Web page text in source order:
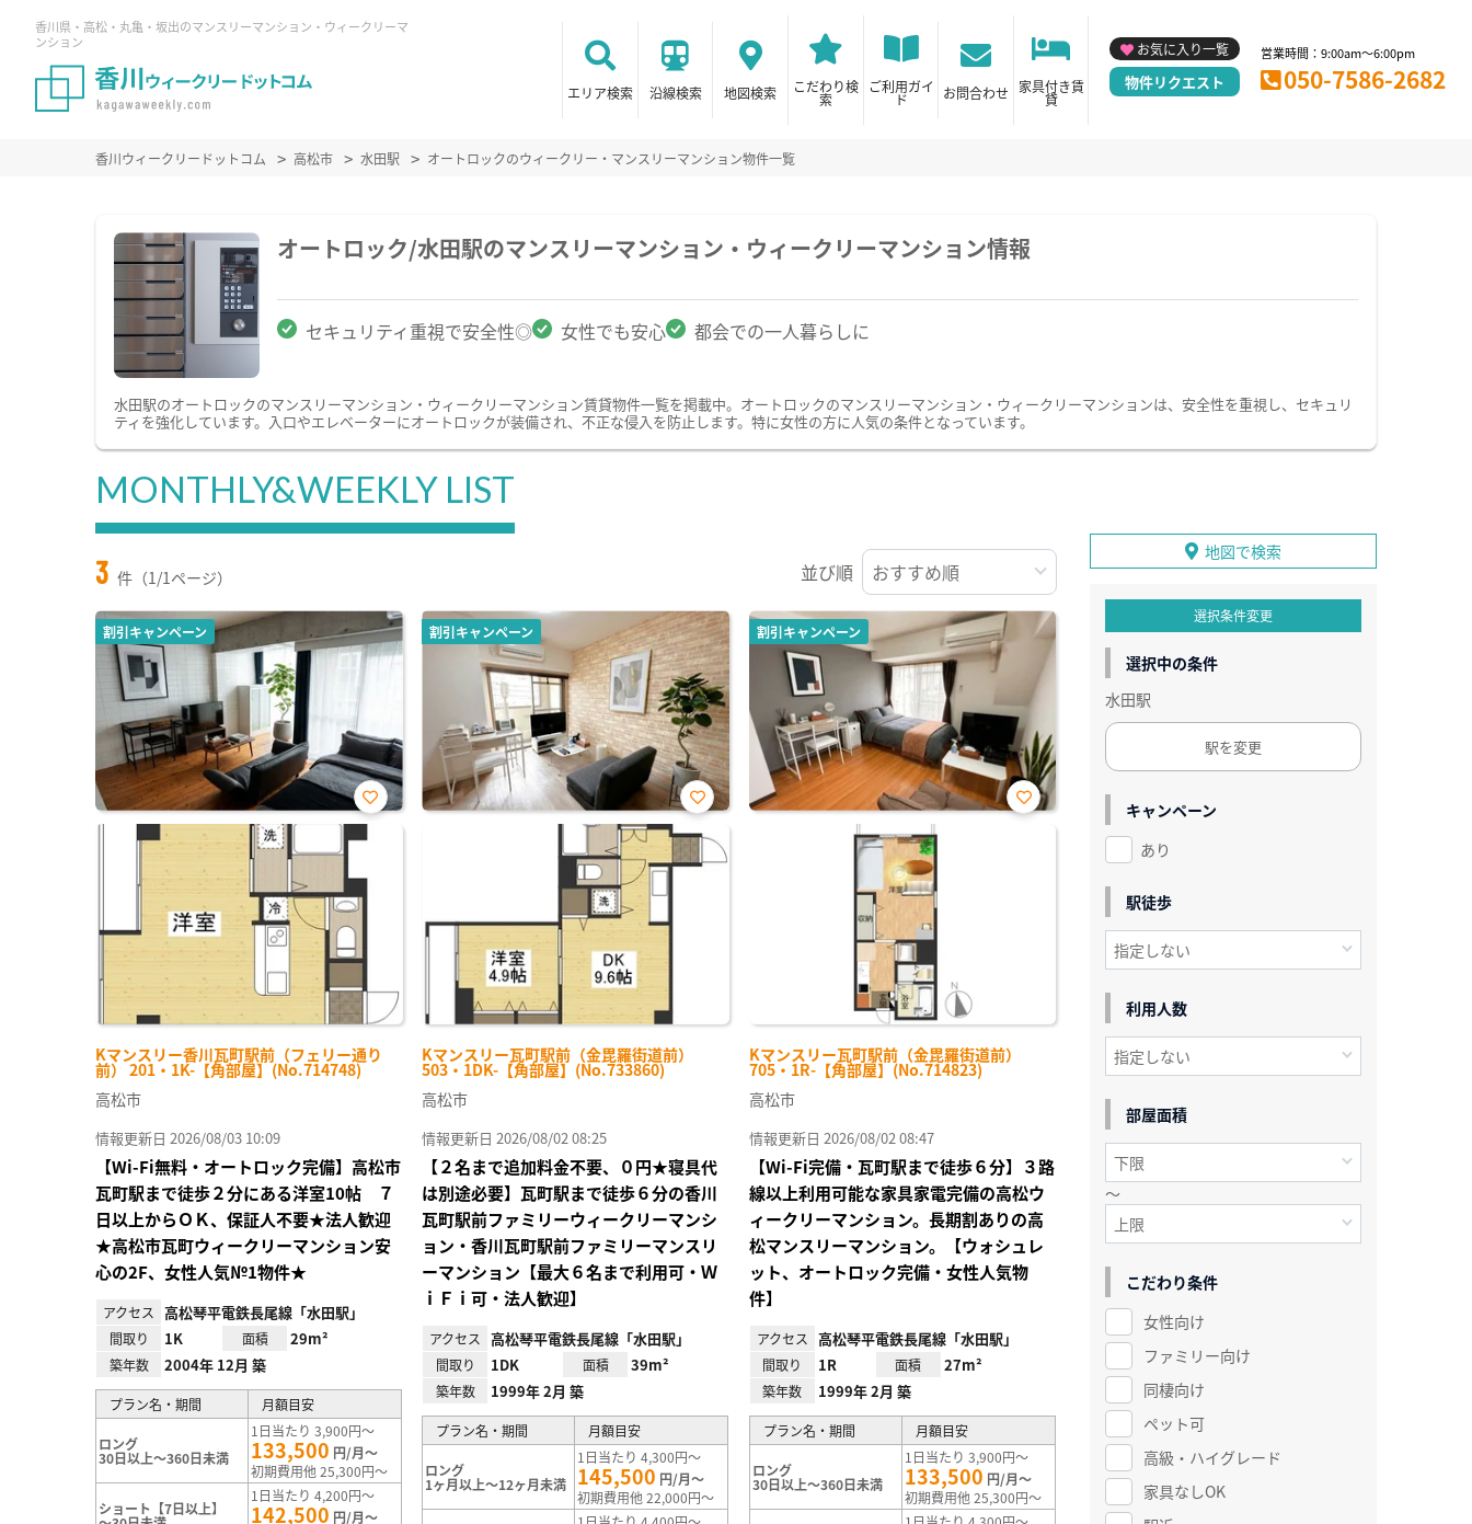
香川県・高松・丸亀・坂出のマンスリーマンション・ウィークリーマ
ンション
エリア検索 沿線検索 地図検索 こだわり検
索
ご利用ガイ
ド お問合わせ 家具付き賃
貸
お気に入り一覧
物件リクエスト
営業時間：9:00am～6:00pm
050-7586-2682
香川ウィークリードットコム 高松市 水田駅 オートロックのウィークリー・マンスリーマンション物件一覧
オートロック/水田駅のマンスリーマンション・ウィークリーマンション情報
セキュリティ重視で安全性◎ 女性でも安心 都会での一人暮らしに
水田駅のオートロックのマンスリーマンション・ウィークリーマンション賃貸物件一覧を掲載中。オートロックのマンスリーマンション・ウィークリーマンションは、安全性を重視し、セキュリ
ティを強化しています。入口やエレベーターにオートロックが装備され、不正な侵入を防止します。特に女性の方に人気の条件となっています。
MONTHLY&WEEKLY LIST
3 件（1/1ページ） 並び順
割引キャンペーン
Kマンスリー香川瓦町駅前（フェリー通り
前） 201・1K-【角部屋】(No.714748)
お気
に入
高松市
情報更新日 2026/08/03 10:09
【Wi-Fi無料・オートロック完備】高松市
瓦町駅まで徒歩２分にある洋室10帖 ７
日以上からＯＫ、保証人不要★法人歓迎
★高松市瓦町ウィークリーマンション安
心の2F、女性人気№1物件★
アクセス 高松琴平電鉄長尾線「水田駅」
間取り 1K 面積 29m²
築年数 2004年 12月 築
プラン名・期間 月額目安
ロング
30日以上～360日未満
1日当たり 3,900円～
133,500 円/月～
初期費用他 25,300円～
ショート【7日以上】
1日当たり 4,200円～
142,500 円/月～
割引キャンペーン
Kマンスリー瓦町駅前（金毘羅街道前）
503・1DK-【角部屋】(No.733860)
お気
に入
録
高松市
情報更新日 2026/08/02 08:25
【２名まで追加料金不要、０円★寝具代
は別途必要】瓦町駅まで徒歩６分の香川
瓦町駅前ファミリーウィークリーマンシ
ョン・香川瓦町駅前ファミリーマンスリ
ーマンション【最大６名まで利用可・Ｗ
ｉＦｉ可・法人歓迎】
アクセス 高松琴平電鉄長尾線「水田駅」
間取り 1DK 面積 39m²
築年数 1999年 2月 築
プラン名・期間 月額目安
ロング
1ヶ月以上～12ヶ月未満
1日当たり 4,300円～
145,500 円/月～
初期費用他 22,000円～
割引キャンペーン
Kマンスリー瓦町駅前（金毘羅街道前）
705・1R-【角部屋】(No.714823)
お気
高松市
情報更新日 2026/08/02 08:47
【Wi-Fi完備・瓦町駅まで徒歩６分】３路
線以上利用可能な家具家電完備の高松ウ
ィークリーマンション。長期割ありの高
松マンスリーマンション。【ウォシュレ
ット、オートロック完備・女性人気物
件】
アクセス 高松琴平電鉄長尾線「水田駅」
間取り 1R 面積 27m²
築年数 1999年 2月 築
プラン名・期間 月額目安
ロング
30日以上～360日未満
1日当たり 3,900円～
133,500 円/月～
初期費用他 25,300円～
地図で検索
選択条件変更
選択中の条件
水田駅
駅を変更
キャンペーン
あり
駅徒歩
利用人数
部屋面積
～
こだわり条件
女性向け
ファミリー向け
同棲向け
ペット可
高級・ハイグレード
家具なしOK